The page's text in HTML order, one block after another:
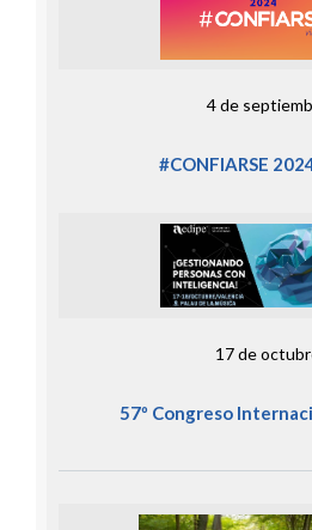
4 de
#CONFIARSE
17 de
57º Congreso